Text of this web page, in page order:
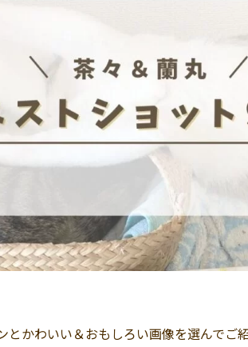
かわいい＆おもしろい画像を選んでご